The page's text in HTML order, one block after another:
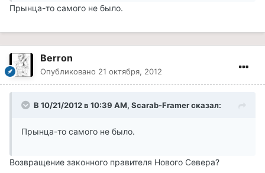
Прынца-то самого не было.
Berron
Опубликовано 21 октября, 2012
В 10/21/2012 в 10:39 AM, Scarab-Framer сказал:
Прынца-то самого не было.
Возвращение законного правителя Нового Севера?